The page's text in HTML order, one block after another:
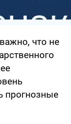
что не
прогнозные